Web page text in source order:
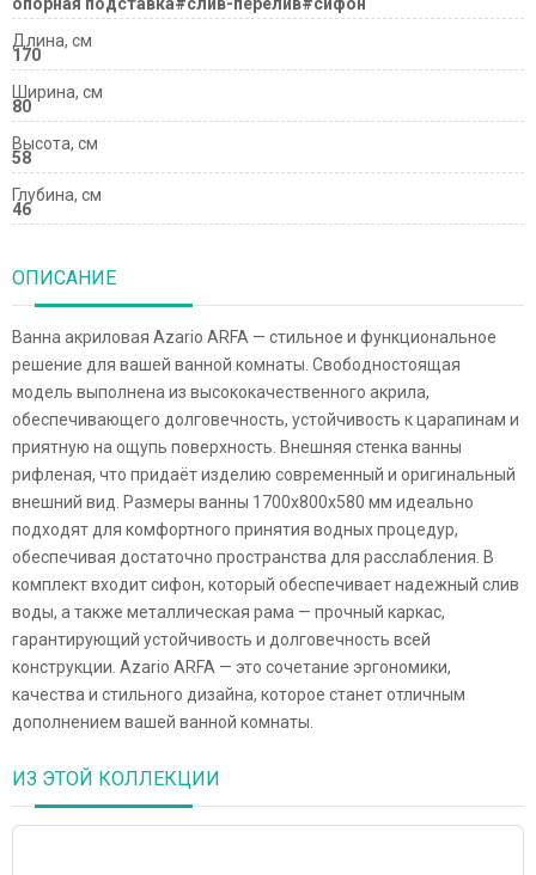
Длина, см
170
Ширина, см
80
Высота, см
58
Глубина, см
46
ОПИСАНИЕ
Ванна акриловая Azario ARFA — стильное и функциональное
решение для вашей ванной комнаты. Свободностоящая
модель выполнена из высококачественного акрила,
обеспечивающего долговечность, устойчивость к царапинам и
приятную на ощупь поверхность. Внешняя стенка ванны
рифленая, что придаёт изделию современный и оригинальный
внешний вид. Размеры ванны 1700х800х580 мм идеально
подходят для комфортного принятия водных процедур,
обеспечивая достаточно пространства для расслабления. В
комплект входит сифон, который обеспечивает надежный слив
воды, а также металлическая рама — прочный каркас,
гарантирующий устойчивость и долговечность всей
конструкции. Azario ARFA — это сочетание эргономики,
качества и стильного дизайна, которое станет отличным
дополнением вашей ванной комнаты.
ИЗ ЭТОЙ КОЛЛЕКЦИИ